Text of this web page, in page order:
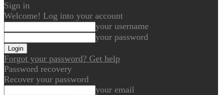
Sign in
Welcome! Log into your account
your username
your password
Forgot your password? Get help
Password recovery
Recover your password
your email